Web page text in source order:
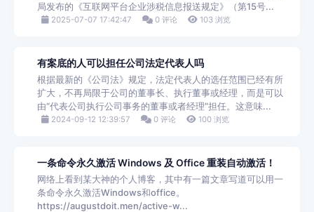
局发布的《互联网平台企业涉税信息报送规定》（第15号...
2025-07-07 17:42:47 0 评论 103 浏览
有案底的人可以担任公司法定代表人吗
根据最新的《公司法》规定，法定代表人的选任范围已经有所
扩大，不再局限于公司的董事长、执行董事或经理，而是可以
由“代表公司执行公司事务的董事或者经理”担任。这意味...
2024-09-12 12:39:57 0 评论 100 浏览
一条命令永久激活 Windows 及 Office 重装自动激活！
网络上看到某大神的个人博客，其中有一篇文章写道可以用一
条命令永久激活Windows和office。
https://augustdoit.men/active-w...